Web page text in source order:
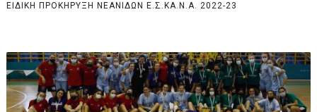
ΕΙΔΙΚΗ ΠΡΟΚΗΡΥΞΗ ΝΕΑΝΙΔΩΝ Ε.Σ.ΚΑ.Ν.Α. 2022-23